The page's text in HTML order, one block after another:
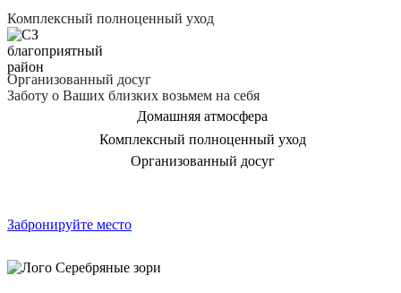
Комплексный полноценный уход
Организованный досуг
Заботу о Ваших близких возьмем на себя
Домашняя атмосфера
Комплексный полноценный уход
Организованный досуг
Забронируйте место